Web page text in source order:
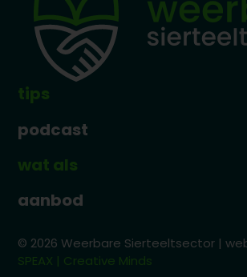
tips
podcast
wat als
aanbod
© 2026 Weerbare Sierteeltsector |
SPEAX | Creative Minds